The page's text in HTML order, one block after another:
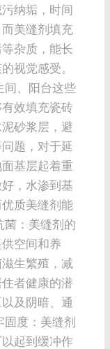
纳垢，时间
美缝剂填充
杂质，能长
视觉感受。
间、阳台这些
效填充瓷砖
砂浆层，避
题，对于延
基层起着重
，水渗到基
质美缝剂能
菌：美缝剂的
空间和养
生繁殖，减
者健康的潜
及阴暗、通
度：美缝剂
起到缓冲作